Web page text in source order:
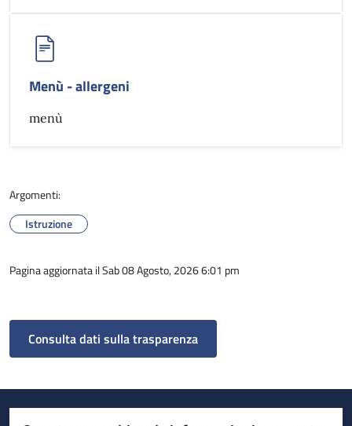
Menù - allergeni
menù
Argomenti:
Istruzione
Pagina aggiornata il Sab 08 Agosto, 2026 6:01 pm
Consulta dati sulla trasparenza